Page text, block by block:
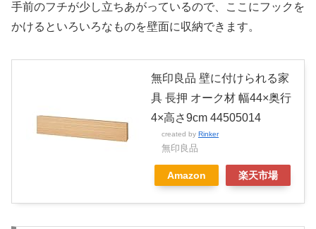
手前のフチが少し立ちあがっているので、ここにフックを
かけるといろいろなものを壁面に収納できます。
無印良品 壁に付けられる家
具 長押 オーク材 幅44×奥行
4×高さ9cm 44505014
created by Rinker
無印良品
Amazon 楽天市場